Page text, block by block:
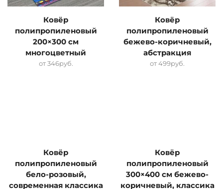
Ковёр
полипропиленовый
200×300 см
многоцветный
от346руб.
Ковёр
полипропиленовый
бежево-коричневый,
абстракция
от499руб.
Ковёр
полипропиленовый
бело-розовый,
современная классика
Ковёр
полипропиленовый
300×400 см бежево-
коричневый, классика